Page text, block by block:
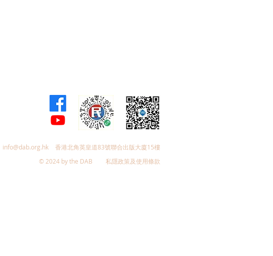
info@dab.org.hk
香港北角英皇道83號聯合出版大廈15樓
© 2024 by the DAB
私隱政策及使用條款